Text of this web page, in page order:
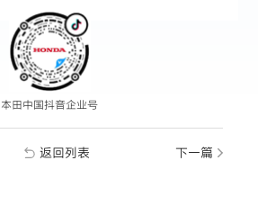
本田中国抖音企业号
返回列表 下一篇